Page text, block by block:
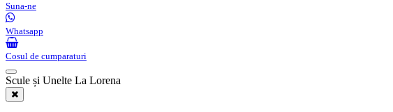
Suna-ne
Whatsapp
Cosul de cumparaturi
Scule și Unelte La Lorena